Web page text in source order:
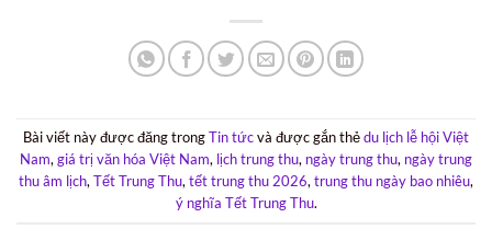
Bài viết này được đăng trongTin tứcvà được gắn thẻdu lịch lễ hội Việt
Nam, giá trị văn hóa Việt Nam, lịch trung thu, ngày trung thu, ngày trung
thu âm lịch, Tết Trung Thu, tết trung thu 2026, trung thu ngày bao nhiêu,
ý nghĩa Tết Trung Thu.